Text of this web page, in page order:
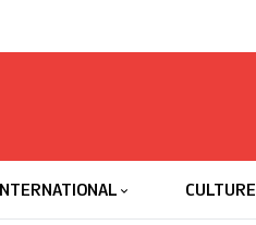
INTERNATIONAL CULTURE